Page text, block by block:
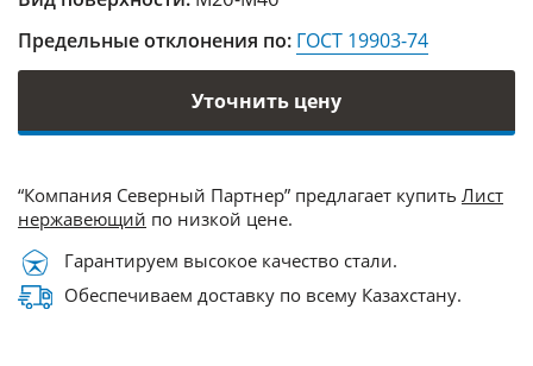
Предельные отклонения по: ГОСТ 19903-74
Уточнить цену
“Компания Северный Партнер” предлагает купить Лист
нержавеющий по низкой цене.
Гарантируем высокое качество стали.
Обеспечиваем доставку по всему Казахстану.